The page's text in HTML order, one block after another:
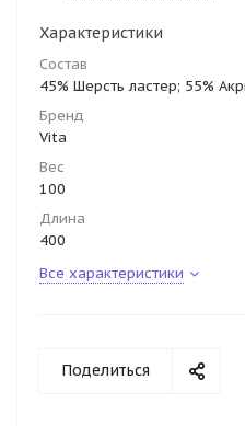
Характеристики
Состав
45% Шерсть ластер; 55%
Бренд
Vita
Вес
100
Длина
400
Все характеристики
Поделиться